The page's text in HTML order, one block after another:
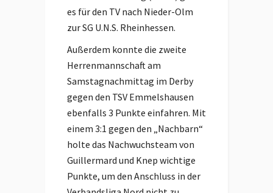
es für den TV nach Nieder-Olm
zur SG U.N.S. Rheinhessen.
Außerdem konnte die zweite
Herrenmannschaft am
Samstagnachmittag im Derby
gegen den TSV Emmelshausen
ebenfalls 3 Punkte einfahren. Mit
einem 3:1 gegen den „Nachbarn“
holte das Nachwuchsteam von
Guillermard und Knep wichtige
Punkte, um den Anschluss in der